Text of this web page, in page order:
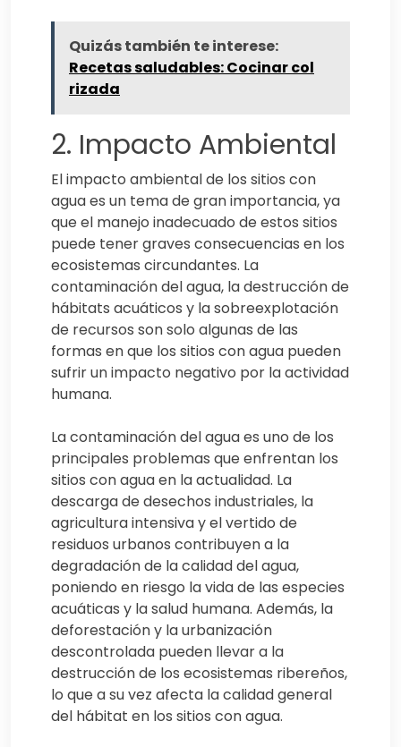
Quizás también te interese:
Recetas saludables: Cocinar col
rizada
2. Impacto Ambiental
El impacto ambiental de los sitios con
agua es un tema de gran importancia, ya
que el manejo inadecuado de estos sitios
puede tener graves consecuencias en los
ecosistemas circundantes. La
contaminación del agua, la destrucción de
hábitats acuáticos y la sobreexplotación
de recursos son solo algunas de las
formas en que los sitios con agua pueden
sufrir un impacto negativo por la actividad
humana.
La contaminación del agua es uno de los
principales problemas que enfrentan los
sitios con agua en la actualidad. La
descarga de desechos industriales, la
agricultura intensiva y el vertido de
residuos urbanos contribuyen a la
degradación de la calidad del agua,
poniendo en riesgo la vida de las especies
acuáticas y la salud humana. Además, la
deforestación y la urbanización
descontrolada pueden llevar a la
destrucción de los ecosistemas ribereños,
lo que a su vez afecta la calidad general
del hábitat en los sitios con agua.